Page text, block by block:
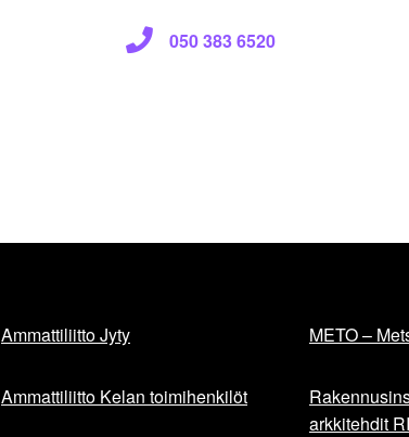
050 383 6520
Ammattiliitto Jyty
Ammattiliitto Kelan toimihenkilöt
METO –
arkkitehdit